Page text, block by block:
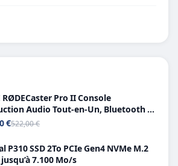
RØDECaster Pro II Console
Audio Tout-en-Un, Bluetooth et
USB-C
€522,00 €
P310 SSD 2To PCIe Gen4 NVMe M.2
7.100 Mo/s